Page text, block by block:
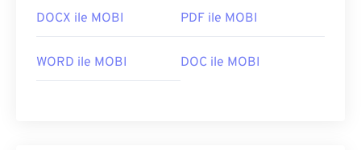
DOCX ile MOBI PDF ile MOBI
WORD ile MOBI DOC ile MOBI